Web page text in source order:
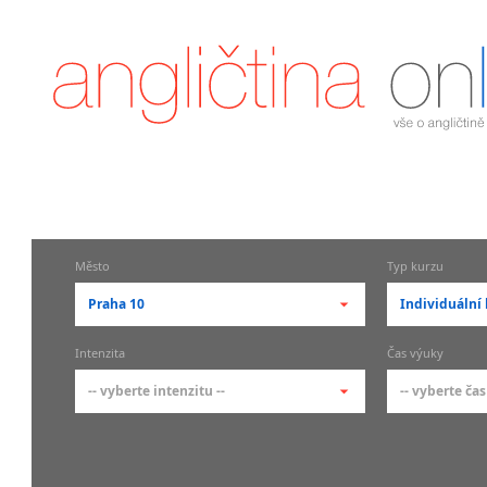
Město
Praha 10
-- vyberte město --
pražské městské části
Typ kurzu
Individuální
-- vyberte
Intenzita
-- vyberte intenzitu --
Čas výuky
-- vyberte